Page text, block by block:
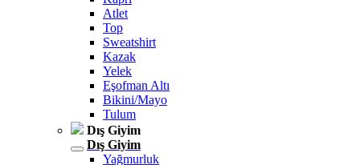
Atlet
Top
Sweatshirt
Kazak
Yelek
Eşofman Altı
Bikini/Mayo
Tulum
Dış Giyim
Dış Giyim
Yağmurluk